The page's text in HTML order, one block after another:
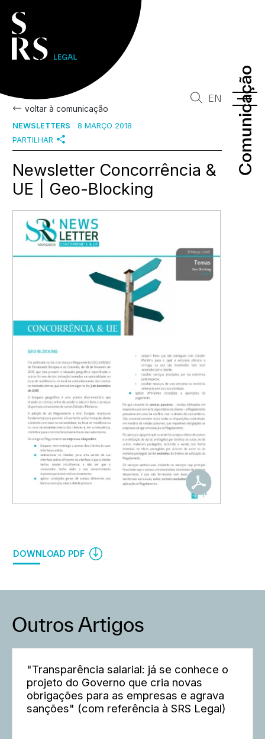
Comunicação
Comunicação
EN
voltar à comunicação
NEWSLETTERS
8 MARÇO 2018
PARTILHAR
Newsletter Concorrência &
UE | Geo-Blocking
DOWNLOAD PDF
Outros Artigos
"Transparência salarial: já se conhece o
projeto do Governo que cria novas
obrigações para as empresas e agrava
sanções" (com referência à SRS Legal)